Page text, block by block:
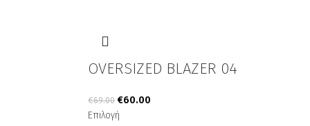
OVERSIZED BLAZER 04
€69.00 €60.00
Επιλογή